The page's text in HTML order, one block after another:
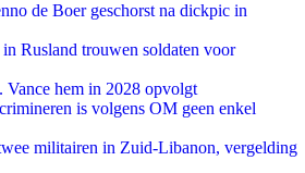
de Boer geschorst na dickpic in
Rusland trouwen soldaten voor
hem in 2028 opvolgt
is volgens OM geen enkel
militairen in Zuid-Libanon, vergelding